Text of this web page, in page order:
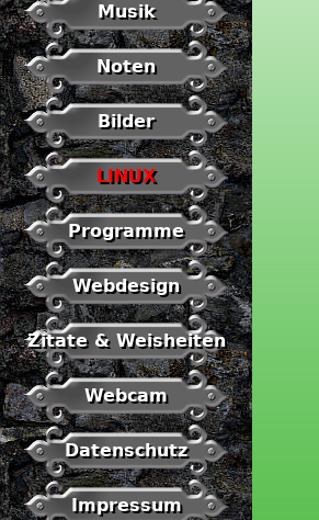
Musik
Noten
Bilder
LINUX
Programme
Webdesign
Zitate & Weisheiten
Webcam
Datenschutz
Impressum